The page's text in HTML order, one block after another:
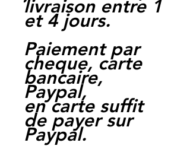
livraison entre 1
et 4 jours.
Paiement par
cheque, carte
bancaire,
Paypal,
en carte suffit
de payer sur
Paypal.